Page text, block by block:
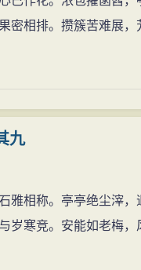
密相排。攒簇苦难展，
九
雅相称。亭亭绝尘滓，
岁寒竞。安能如老梅，